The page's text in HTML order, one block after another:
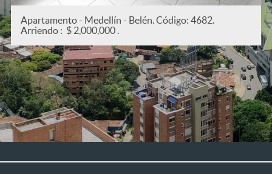
Apartamento - Medellín - San Joaquín. Código:
Arriendo : $ 2,200,000 .